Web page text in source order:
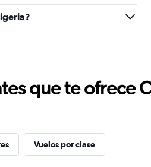
1200.
que te ofrece
Vuelos por clase